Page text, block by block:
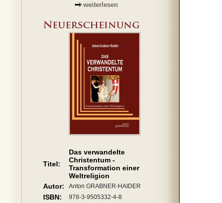
weiterlesen
Titel:
Das verwandelte
Christentum -
Transformation einer
Weltreligion
Autor:
Anton GRABNER-HAIDER
ISBN: 978-3-9505332-4-8